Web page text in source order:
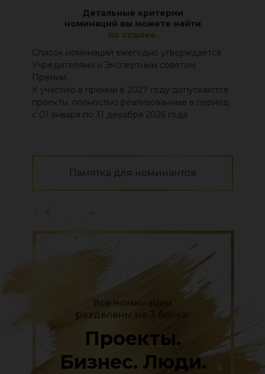
Детальные критерии
номинаций вы можете найти
Список номинаций ежегодно утверждается
Учредителями и Экспертным советом
Премии.
К участию в премии в 2027 году допускаются
проекты, полностью реализованные в период
с 01 января по 31 декабря 2026 года.
Все номинации
разделены на 3 блока:
Памятка для номинантов
Проекты.
Бизнес. Люди.
по ссылке.